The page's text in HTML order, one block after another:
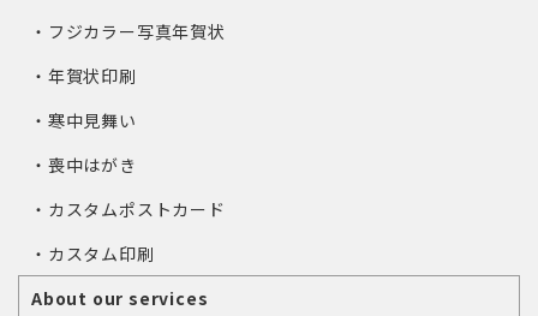
・フジカラー写真年賀状
・年賀状印刷
・寒中見舞い
・喪中はがき
・カスタムポストカード
・カスタム印刷
About our services